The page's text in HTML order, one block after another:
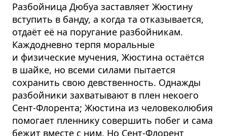
Разбойница Дюбуа заставляет Жюстину
вступить в банду, а когда та отказывается,
отдаёт её на поругание разбойникам.
Каждодневно терпя моральные
и физические мучения, Жюстина остаётся
в шайке, но всеми силами пытается
сохранить свою девственность. Однажды
разбойники захватывают в плен некоего
Сент-Флорента; Жюстина из человеколюбия
помогает пленнику совершить побег и сама
бежит вместе с ним. Но Сент-Флорент